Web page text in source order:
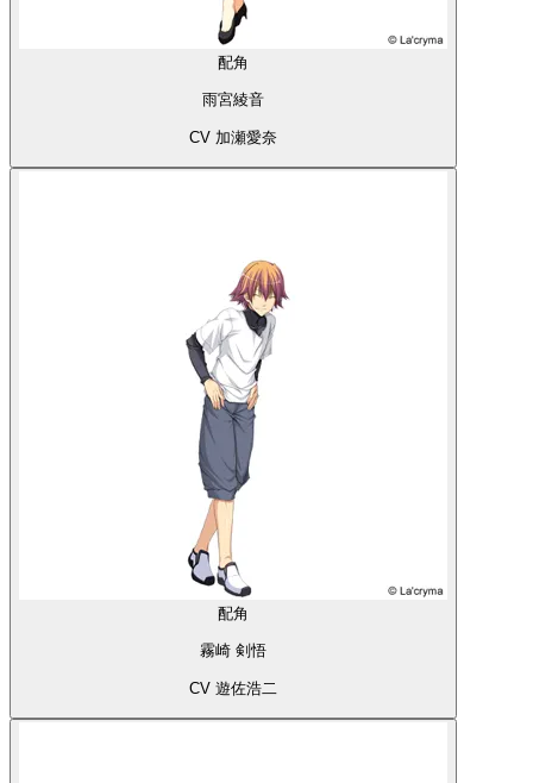
配角
雨宮綾音
CV 加瀬愛奈
配角
霧崎 剣悟
CV 遊佐浩二